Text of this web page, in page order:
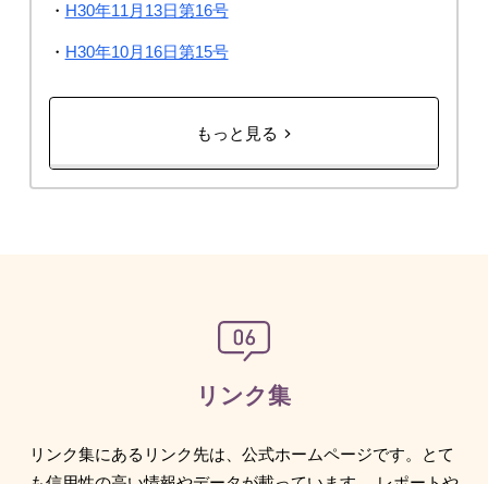
・ H30年11月13日第16号
・ H30年10月16日第15号
もっと見る
リンク集
リンク集にあるリンク先は、公式ホームページです。とて